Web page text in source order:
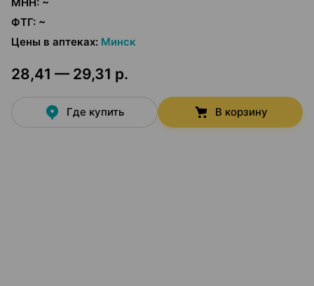
ФТГ: ~
Цены в аптеках: Минск
28,41 — 29,31 р.
Где купить В корзину